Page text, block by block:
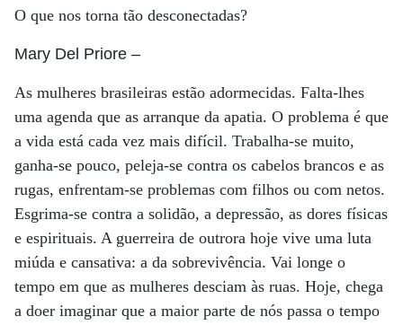
O que nos torna tão desconectadas?
Mary Del Priore –
As mulheres brasileiras estão adormecidas. Falta-lhes
uma agenda que as arranque da apatia. O problema é que
a vida está cada vez mais difícil. Trabalha-se muito,
ganha-se pouco, peleja-se contra os cabelos brancos e as
rugas, enfrentam-se problemas com filhos ou com netos.
Esgrima-se contra a solidão, a depressão, as dores físicas
e espirituais. A guerreira de outrora hoje vive uma luta
miúda e cansativa: a da sobrevivência. Vai longe o
tempo em que as mulheres desciam às ruas. Hoje, chega
a doer imaginar que a maior parte de nós passa o tempo